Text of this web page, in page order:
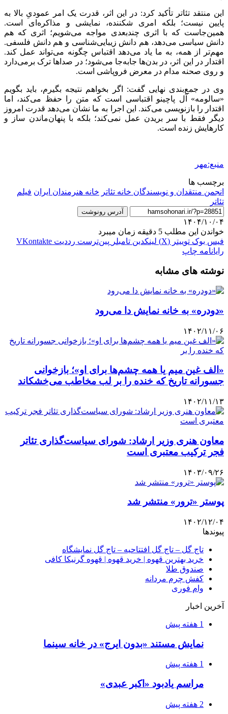
این منتقد تئاتر تأکید کرد: در این اثر، قدرت یک امر عمودیِ بالا به
پایین نیست؛ بلکه امری شکننده، نمایشی و مذاکره‌ای است.
همین‌جاست که با اثری چندبعدی مواجه می‌شویم؛ اثری که هم
دانش سیاسی می‌دهد، هم دانش زیبایی‌شناسی و هم دانش فلسفی.
مهم‌تر از همه، به ما یاد می‌دهد اقتباس چگونه می‌تواند عمل کند.
اقتدار در این اثر، در بدن‌ها جابه‌جا می‌شود؛ در صداها ترک برمی‌دارد
و روی صحنه مدام در معرض فروپاشی است.
وی در جمع‌بندی نهایی گفت: اگر بخواهم نتیجه بگیرم، باید بگویم
«سالومه» آل پاچینو اقتباسی است که متن را حفظ می‌کند، اما
اقتدار را بازنویسی می‌کند. این اجرا به ما نشان می‌دهد قدرت امروز
دیگر فقط با سر بریدن عمل نمی‌کند؛ بلکه با پنهان‌ماندن ساز و
کارهایش زنده است.
منبع:مهر
برچسب ها
انجمن منتقدان و نویسندگان خانه تئاتر خانه هنرمندان ایران فیلم
تئاتر
آدرس رونوشت
۱۴۰۴/۱۰/۰۴
خواندن این مطلب 5 دقیقه زمان میبرد
فیس بوک توییتر (X) لینکدین ‫تامبلر ‫پین‌ترست ‫رددیت ‫VKontakte
رایانامه چاپ
نوشته های مشابه
«دودره» به خانه نمایش دا می‌رود
۱۴۰۲/۱۱/۰۶
«الف غین میم یا همه چشم‌ها برای او»؛ بازخوانی
جسورانه تاریخ که خنده را بر لب مخاطب می‌خشکاند
۱۴۰۲/۱۱/۱۳
معاون هنری وزیر ارشاد: شورای سیاست‌گذاری تئاتر
فجر ترکیب معتبری است
۱۴۰۳/۰۹/۲۶
پوستر «ترور» منتشر شد
۱۴۰۲/۱۲/۰۴
پیوندها
تاج گل – تاج گل افتتاحیه – تاج گل نمایشگاه
خرید بهترین قهوه | خرید قهوه | قهوه گرنیکا کافی
صندوق طلا
کفش چرم مردانه
وام فوری
آخرین اخبار
1 هفته پیش
نمایش مستند «بدون ایرج» در خانه سینما
1 هفته پیش
مراسم یادبود «اکبر عبدی»
2 هفته پیش